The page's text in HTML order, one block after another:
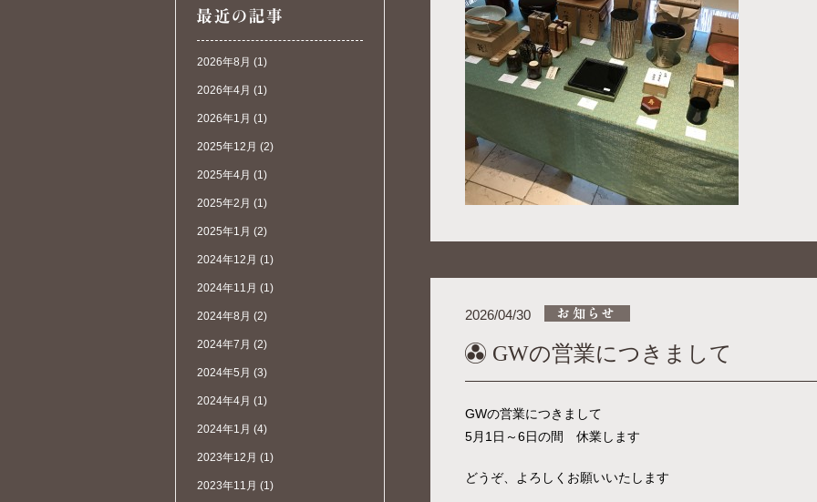
2026年8月 (1)
2026年4月 (1)
2026年1月 (1)
2025年12月 (2)
2025年4月 (1)
2025年2月 (1)
2025年1月 (2)
2024年12月 (1)
2024年11月 (1)
2024年8月 (2)
2024年7月 (2)
2024年5月 (3)
2024年4月 (1)
2024年1月 (4)
2023年12月 (1)
2023年11月 (1)
2026/04/30
GWの営業につきまして
GWの営業につきまして
5月1日～6日の間 休業します
どうぞ、よろしくお願いいたします